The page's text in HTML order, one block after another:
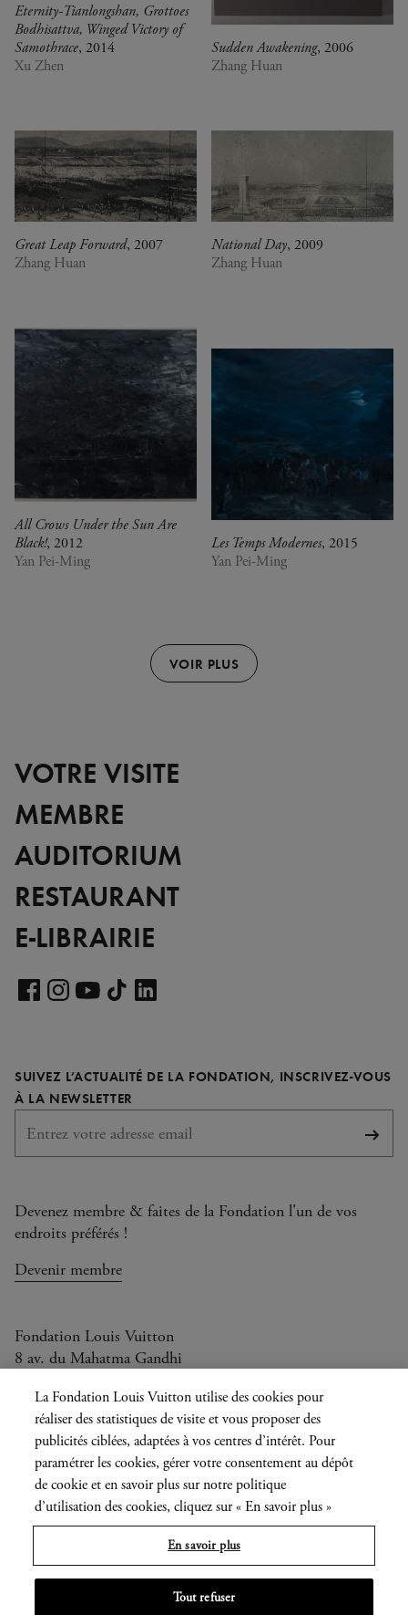
Eternity-Tianlongshan, Grottoes
Bodhisattva, Winged Victory of
Samothrace, 2014
Xu Zhen
Sudden Awakening, 2006
Zhang Huan
Great Leap Forward, 2007
Zhang Huan
National Day, 2009
Zhang Huan
All Crows Under the Sun Are
Black!, 2012
Yan Pei-Ming
Les Temps Modernes, 2015
Yan Pei-Ming
VOIR PLUS
VOTRE VISITE
MEMBRE
AUDITORIUM
RESTAURANT
E-LIBRAIRIE
FacebookInstagram
YouTube
TikTok
SUIVEZ L’ACTUALITÉ DE LA FONDATION, INSCRIVEZ-VOUS
À LA NEWSLETTER
Devenez membre & faites de la Fondation l'un de vos
endroits préférés !
Devenir membre
Fondation Louis Vuitton
8 av. du Mahatma Gandhi
Ouvert aujourd'hui de 11h à 20h
Langue
actuelle
| EN
Presse
Privatisation
Informations légales
La Fondation Louis Vuitton utilise des cookies pour
réaliser des statistiques de visite et vous proposer des
publicités ciblées, adaptées à vos centres d’intérêt. Pour
paramétrer les cookies, gérer votre consentement au dépôt
de cookie et en savoir plus sur notre politique
d’utilisation des cookies, cliquez sur « En savoir plus »
En savoir plus
Tout refuser